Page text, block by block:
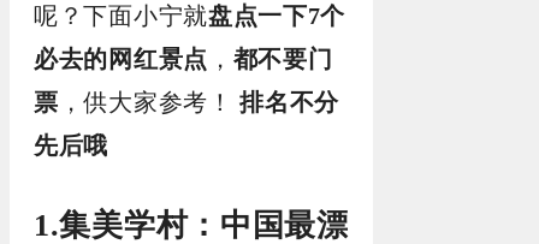
呢？下面小宁就盘点一下7个
必去的网红景点 ， 都不要门
票 ，供大家参考！排名不分
先后哦
1.集美学村：中国最漂